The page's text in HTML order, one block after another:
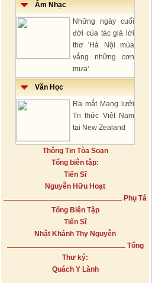
Âm Nhạc
Những ngày cuối
đời của tác giả lời
thơ 'Hà Nội mùa
vắng những cơn
mưa'
Văn Học
Ra mắt Mạng lưới
Tri thức Việt Nam
tại New Zealand
Thông Tin Tòa Soạn
Tổng biên tập:
Tiến Sĩ
Nguyễn Hữu Hoạt
Phụ Tá
Tổng Biên Tập
Tiến Sĩ
Nhật Khánh Thy Nguyễn
Tổng
Thư ký:
Quách Y Lành